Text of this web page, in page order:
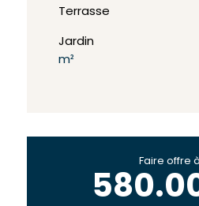
Terrasse
Jardin
m²
Faire offre